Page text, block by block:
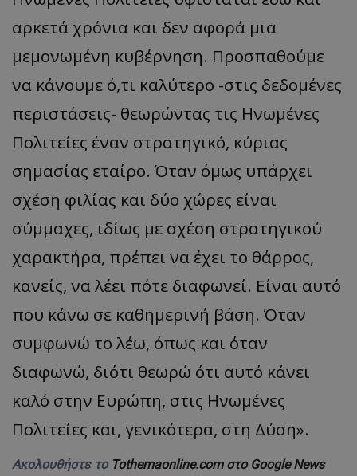
αρκετά χρόνια και δεν αφορά μια
μεμονωμένη κυβέρνηση. Προσπαθούμε
να κάνουμε ό,τι καλύτερο -στις δεδομένες
περιστάσεις- θεωρώντας τις Ηνωμένες
Πολιτείες έναν στρατηγικό, κύριας
σημασίας εταίρο. Όταν όμως υπάρχει
σχέση φιλίας και δύο χώρες είναι
σύμμαχες, ιδίως με σχέση στρατηγικού
χαρακτήρα, πρέπει να έχει το θάρρος,
κανείς, να λέει πότε διαφωνεί. Είναι αυτό
που κάνω σε καθημερινή βάση. Όταν
συμφωνώ το λέω, όπως και όταν
διαφωνώ, διότι θεωρώ ότι αυτό κάνει
καλό στην Ευρώπη, στις Ηνωμένες
Πολιτείες και, γενικότερα, στη Δύση».
Ακολουθήστε το Tothemaonline.com στο Google News